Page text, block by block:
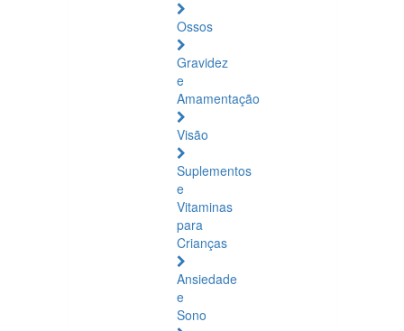
Ossos
Gravidez
e
Amamentação
Visão
Suplementos
e
Vitaminas
para
Crianças
Ansiedade
e
Sono